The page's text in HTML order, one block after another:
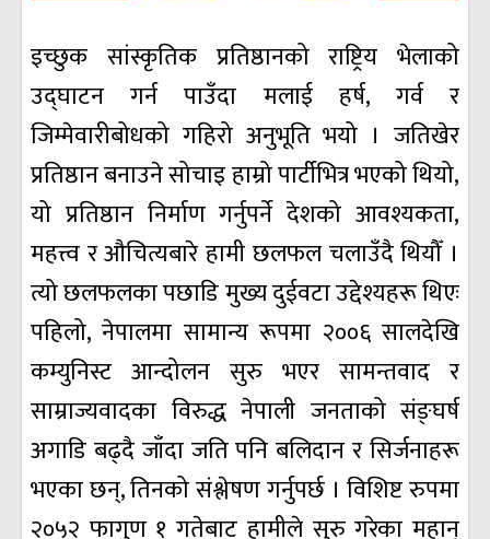
इच्छुक सांस्कृतिक प्रतिष्ठानको राष्ट्रिय भेलाको
उद्घाटन गर्न पाउँदा मलाई हर्ष, गर्व र
जिम्मेवारीबोधको गहिरो अनुभूति भयो । जतिखेर
प्रतिष्ठान बनाउने सोचाइ हाम्रो पार्टीभित्र भएको थियो,
यो प्रतिष्ठान निर्माण गर्नुपर्ने देशको आवश्यकता,
महत्त्व र औचित्यबारे हामी छलफल चलाउँदै थियौँ ।
त्यो छलफलका पछाडि मुख्य दुईवटा उद्देश्यहरू थिएः
पहिलो, नेपालमा सामान्य रूपमा २००६ सालदेखि
कम्युनिस्ट आन्दोलन सुरु भएर सामन्तवाद र
साम्राज्यवादका विरुद्ध नेपाली जनताको संङ्घर्ष
अगाडि बढ्दै जाँदा जति पनि बलिदान र सिर्जनाहरू
भएका छन्, तिनको संश्लेषण गर्नुपर्छ । विशिष्ट रुपमा
२०५२ फागुण १ गतेबाट हामीले सुरु गरेका महान्